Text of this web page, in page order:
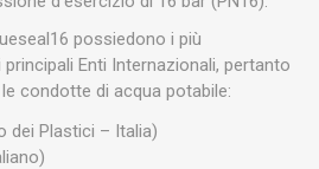
possiedono i più
Enti Internazionali, pertanto
condotte di acqua potabile:
dei Plastici – Italia)